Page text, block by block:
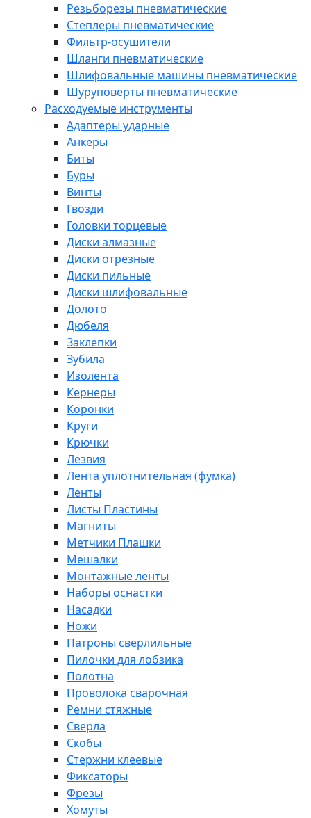
Резьборезы пневматические
Степлеры пневматические
Фильтр-осушители
Шланги пневматические
Шлифовальные машины пневматические
Шуруповерты пневматические
Расходуемые инструменты
Адаптеры ударные
Анкеры
Биты
Буры
Винты
Гвозди
Головки торцевые
Диски алмазные
Диски отрезные
Диски пильные
Диски шлифовальные
Долото
Дюбеля
Заклепки
Зубила
Изолента
Кернеры
Коронки
Круги
Крючки
Лезвия
Лента уплотнительная (фумка)
Ленты
Листы Пластины
Магниты
Метчики Плашки
Мешалки
Монтажные ленты
Наборы оснастки
Насадки
Ножи
Патроны сверлильные
Пилочки для лобзика
Полотна
Проволока сварочная
Ремни стяжные
Сверла
Скобы
Стержни клеевые
Фиксаторы
Фрезы
Хомуты